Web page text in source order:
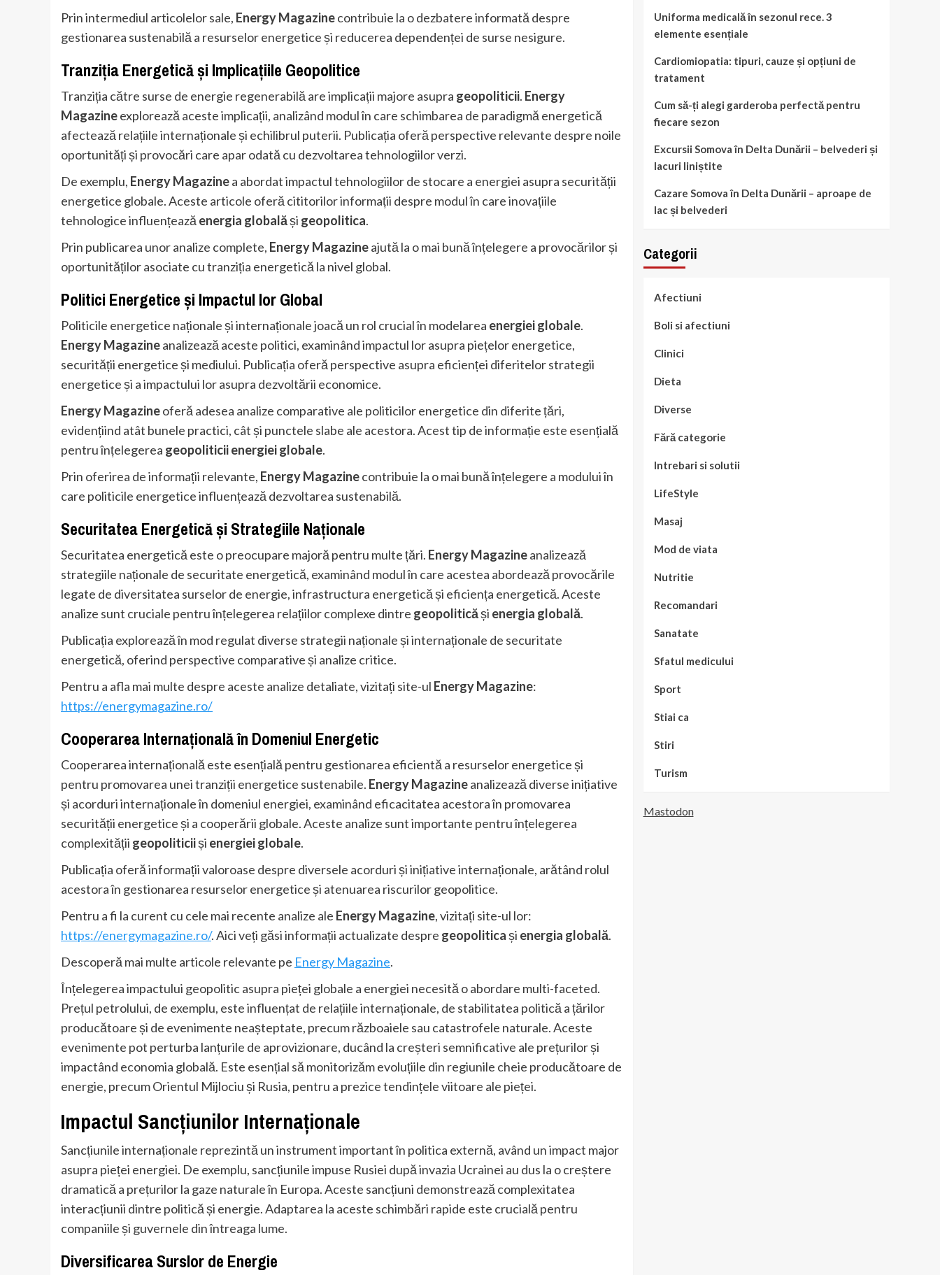
Prin intermediul articolelor sale, Energy Magazinecontribuie la o dezbatere informată despre
gestionarea sustenabilă a resurselor energetice și reducerea dependenței de surse nesigure.
Tranziția Energetică și Implicațiile Geopolitice
Tranziția către surse de energie regenerabilă are implicații majore asupra geopoliticii. Energy
Magazineexplorează aceste implicații, analizând modul în care schimbarea de paradigmă energetică
afectează relațiile internaționale și echilibrul puterii. Publicația oferă perspective relevante despre noile
oportunități și provocări care apar odată cu dezvoltarea tehnologiilor verzi.
De exemplu, Energy Magazinea abordat impactul tehnologiilor de stocare a energiei asupra securității
energetice globale. Aceste articole oferă cititorilor informații despre modul în care inovațiile
tehnologice influențează energia globalăși geopolitica.
Prin publicarea unor analize complete, Energy Magazineajută la o mai bună înțelegere a provocărilor și
oportunităților asociate cu tranziția energetică la nivel global.
Politici Energetice și Impactul lor Global
Politicile energetice naționale și internaționale joacă un rol crucial în modelarea energiei globale.
Energy Magazineanalizează aceste politici, examinând impactul lor asupra piețelor energetice,
securității energetice și mediului. Publicația oferă perspective asupra eficienței diferitelor strategii
energetice și a impactului lor asupra dezvoltării economice.
Energy Magazineoferă adesea analize comparative ale politicilor energetice din diferite țări,
evidențiind atât bunele practici, cât și punctele slabe ale acestora. Acest tip de informație este esențială
pentru înțelegerea geopoliticiienergiei globale.
Prin oferirea de informații relevante, Energy Magazinecontribuie la o mai bună înțelegere a modului în
care politicile energetice influențează dezvoltarea sustenabilă.
Securitatea Energetică și Strategiile Naționale
Securitatea energetică este o preocupare majoră pentru multe țări. Energy Magazineanalizează
strategiile naționale de securitate energetică, examinând modul în care acestea abordează provocările
legate de diversitatea surselor de energie, infrastructura energetică și eficiența energetică. Aceste
analize sunt cruciale pentru înțelegerea relațiilor complexe dintre geopoliticăși energia globală.
Publicația explorează în mod regulat diverse strategii naționale și internaționale de securitate
energetică, oferind perspective comparative și analize critice.
Pentru a afla mai multe despre aceste analize detaliate, vizitați site-ul Energy Magazine:
https://energymagazine.ro/
Cooperarea Internațională în Domeniul Energetic
Cooperarea internațională este esențială pentru gestionarea eficientă a resurselor energetice și
pentru promovarea unei tranziții energetice sustenabile. Energy Magazineanalizează diverse inițiative
și acorduri internaționale în domeniul energiei, examinând eficacitatea acestora în promovarea
securității energetice și a cooperării globale. Aceste analize sunt importante pentru înțelegerea
complexității geopoliticiiși energiei globale.
Publicația oferă informații valoroase despre diversele acorduri și inițiative internaționale, arătând rolul
acestora în gestionarea resurselor energetice și atenuarea riscurilor geopolitice.
Pentru a fi la curent cu cele mai recente analize ale Energy Magazine, vizitați site-ul lor:
https://energymagazine.ro/. Aici veți găsi informații actualizate despre geopoliticași energia globală.
Descoperă mai multe articole relevante pe Energy Magazine.
Înțelegerea impactului geopolitic asupra pieței globale a energiei necesită o abordare multi-faceted.
Prețul petrolului, de exemplu, este influențat de relațiile internaționale, de stabilitatea politică a țărilor
producătoare și de evenimente neașteptate, precum războaiele sau catastrofele naturale. Aceste
evenimente pot perturba lanțurile de aprovizionare, ducând la creșteri semnificative ale prețurilor și
impactând economia globală. Este esențial să monitorizăm evoluțiile din regiunile cheie producătoare de
energie, precum Orientul Mijlociu și Rusia, pentru a prezice tendințele viitoare ale pieței.
Impactul Sancțiunilor Internaționale
Sancțiunile internaționale reprezintă un instrument important în politica externă, având un impact major
asupra pieței energiei. De exemplu, sancțiunile impuse Rusiei după invazia Ucrainei au dus la o creștere
dramatică a prețurilor la gaze naturale în Europa. Aceste sancțiuni demonstrează complexitatea
interacțiunii dintre politică și energie. Adaptarea la aceste schimbări rapide este crucială pentru
companiile și guvernele din întreaga lume.
Diversificarea Surslor de Energie
Uniforma medicală în sezonul rece. 3
elemente esențiale
Cardiomiopatia: tipuri, cauze și opțiuni de
tratament
Cum să-ți alegi garderoba perfectă pentru
fiecare sezon
Excursii Somova în Delta Dunării – belvederi și
lacuri liniștite
Cazare Somova în Delta Dunării – aproape de
lac și belvederi
Categorii
Afectiuni
Boli si afectiuni
Clinici
Dieta
Diverse
Fără categorie
Intrebari si solutii
LifeStyle
Masaj
Mod de viata
Nutritie
Recomandari
Sanatate
Sfatul medicului
Sport
Stiai ca
Stiri
Turism
Mastodon